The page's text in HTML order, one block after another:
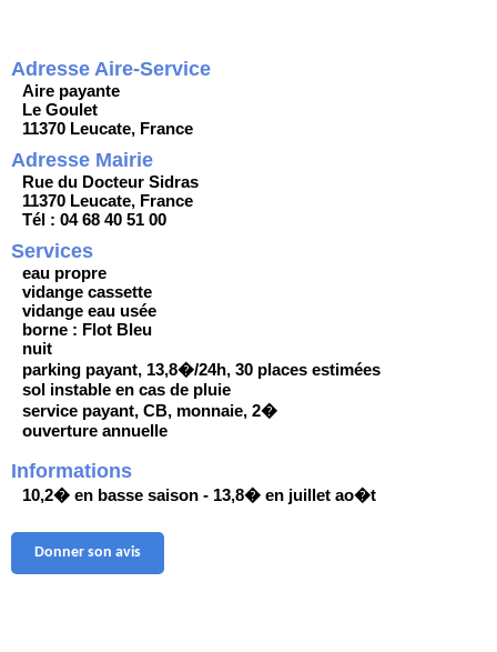
Adresse Aire-Service
Aire payante
Le Goulet
11370 Leucate, France
Adresse Mairie
Rue du Docteur Sidras
11370 Leucate, France
Tél : 04 68 40 51 00
Services
eau propre
vidange cassette
vidange eau usée
borne : Flot Bleu
nuit
parking payant, 13,8�/24h, 30 places estimées
sol instable en cas de pluie
service payant, CB, monnaie, 2�
ouverture annuelle
Informations
10,2� en basse saison - 13,8� en juillet ao�t
Donner son avis